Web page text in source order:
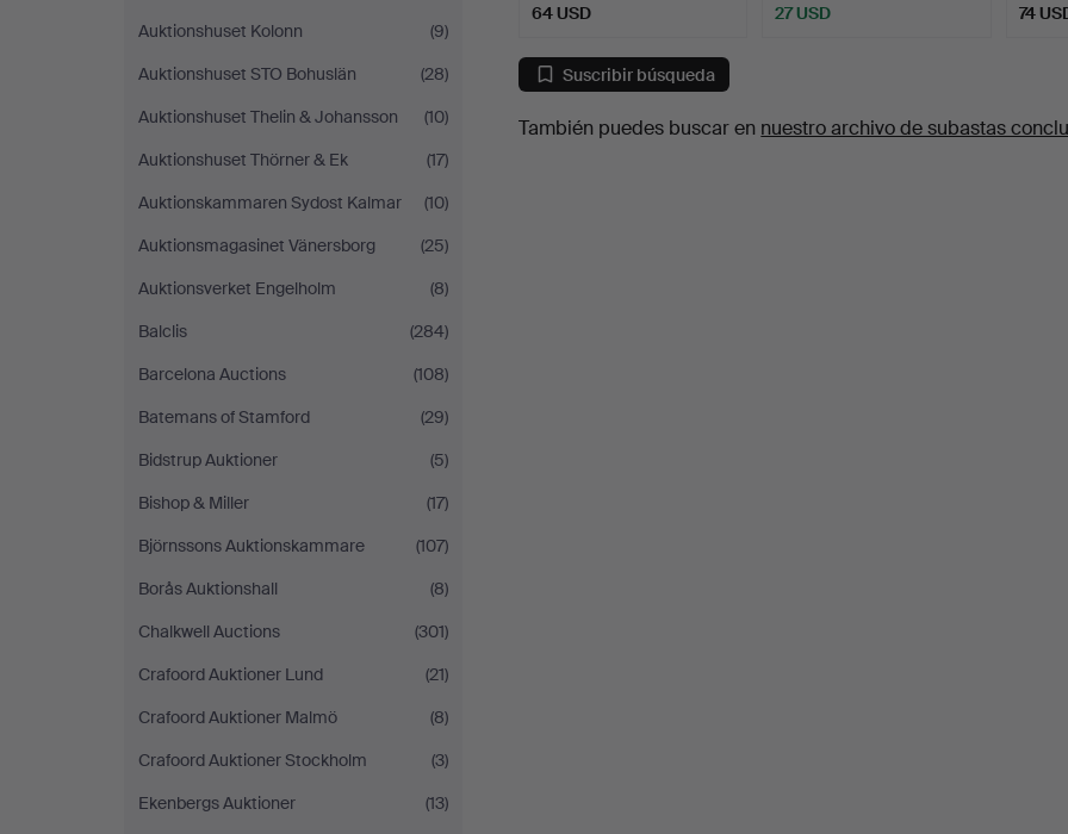
Auktionshuset Kolonn
(9)
Auktionshuset STO Bohuslän
(28)
Auktionshuset Thelin & Johansson
(10)
Auktionshuset Thörner & Ek
(17)
Auktionskammaren Sydost Kalmar
(10)
Auktionsmagasinet Vänersborg
(25)
Auktionsverket Engelholm
(8)
Balclis
(284)
Barcelona Auctions
(108)
Batemans of Stamford
(29)
Bidstrup Auktioner
(5)
Bishop & Miller
(17)
Björnssons Auktionskammare
(107)
Borås Auktionshall
(8)
Chalkwell Auctions
(301)
Crafoord Auktioner Lund
(21)
Crafoord Auktioner Malmö
(8)
Crafoord Auktioner Stockholm
(3)
Ekenbergs Auktioner
(13)
64 USD 27 USD 74
Suscribir búsqueda
También puedes buscar en nuestro archivo de subastas